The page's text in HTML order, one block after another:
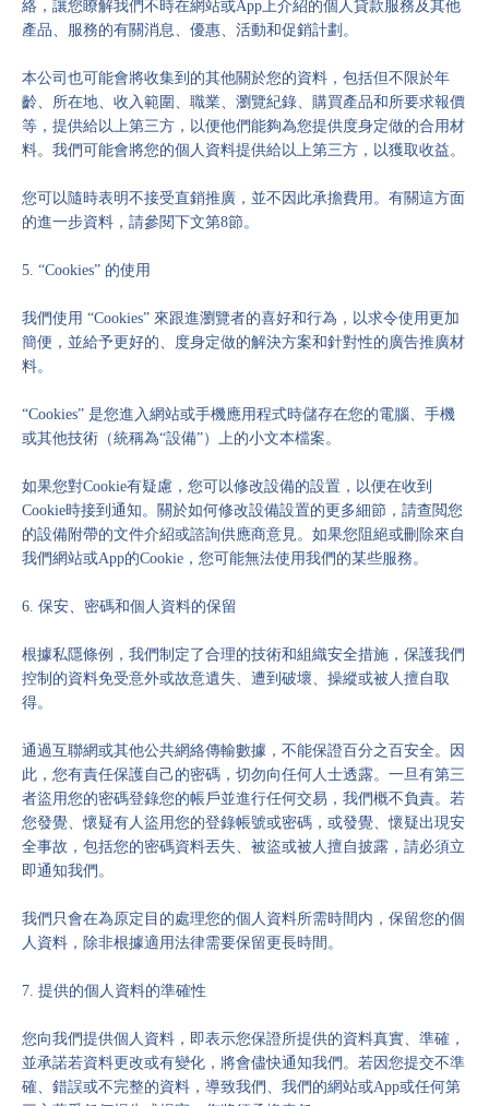
絡，讓您瞭解我們不時在網站或App上介紹的個人貸款服務及其他
產品、服務的有關消息、優惠、活動和促銷計劃。
本公司也可能會將收集到的其他關於您的資料，包括但不限於年
齡、所在地、收入範圍、職業、瀏覽紀錄、購買產品和所要求報價
等，提供給以上第三方，以便他們能夠為您提供度身定做的合用材
料。我們可能會將您的個人資料提供給以上第三方，以獲取收益。
您可以隨時表明不接受直銷推廣，並不因此承擔費用。有關這方面
的進一步資料，請參閱下文第8節。
5. “Cookies” 的使用
我們使用 “Cookies” 來跟進瀏覽者的喜好和行為，以求令使用更加
簡便，並給予更好的、度身定做的解決方案和針對性的廣告推廣材
料。
“Cookies” 是您進入網站或手機應用程式時儲存在您的電腦、手機
或其他技術（統稱為“設備”）上的小文本檔案。
如果您對Cookie有疑慮，您可以修改設備的設置，以便在收到
Cookie時接到通知。關於如何修改設備設置的更多細節，請查閲您
的設備附帶的文件介紹或諮詢供應商意見。如果您阻絕或刪除來自
我們網站或App的Cookie，您可能無法使用我們的某些服務。
6. 保安、密碼和個人資料的保留
根據私隱條例，我們制定了合理的技術和組織安全措施，保護我們
控制的資料免受意外或故意遺失、遭到破壞、操縱或被人擅自取
得。
通過互聯網或其他公共網絡傳輸數據，不能保證百分之百安全。因
此，您有責任保護自己的密碼，切勿向任何人士透露。一旦有第三
者盜用您的密碼登錄您的帳戶並進行任何交易，我們概不負責。若
您發覺、懷疑有人盜用您的登錄帳號或密碼，或發覺、懷疑出現安
全事故，包括您的密碼資料丟失、被盜或被人擅自披露，請必須立
即通知我們。
我們只會在為原定目的處理您的個人資料所需時間内，保留您的個
人資料，除非根據適用法律需要保留更長時間。
7. 提供的個人資料的準確性
您向我們提供個人資料，即表示您保證所提供的資料真實、準確，
並承諾若資料更改或有變化，將會儘快通知我們。若因您提交不準
確、錯誤或不完整的資料，導致我們、我們的網站或App或任何第